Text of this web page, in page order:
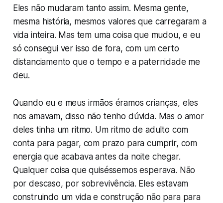
Eles não mudaram tanto assim. Mesma gente,
mesma história, mesmos valores que carregaram a
vida inteira. Mas tem uma coisa que mudou, e eu
só consegui ver isso de fora, com um certo
distanciamento que o tempo e a paternidade me
deu.
Quando eu e meus irmãos éramos crianças, eles
nos amavam, disso não tenho dúvida. Mas o amor
deles tinha um ritmo. Um ritmo de adulto com
conta para pagar, com prazo para cumprir, com
energia que acabava antes da noite chegar.
Qualquer coisa que quiséssemos esperava. Não
por descaso, por sobrevivência. Eles estavam
construindo um vida e construção não para para